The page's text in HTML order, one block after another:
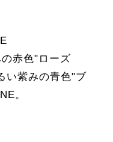
赤色"ローズ
い紫みの青色"ブ
。